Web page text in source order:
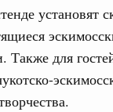
установят
Также для
союз.
во